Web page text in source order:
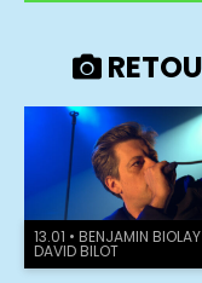
13.01 • BENJAMIN
DAVID BILOT